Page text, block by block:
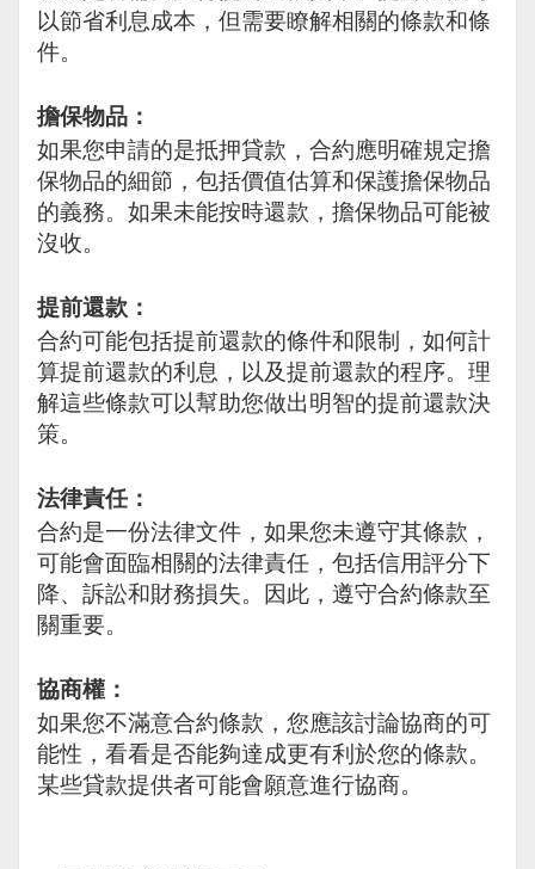
以節省利息成本，但需要瞭解相關的條款和條
件。
擔保物品：
如果您申請的是抵押貸款，合約應明確規定擔
保物品的細節，包括價值估算和保護擔保物品
的義務。如果未能按時還款，擔保物品可能被
沒收。
提前還款：
合約可能包括提前還款的條件和限制，如何計
算提前還款的利息，以及提前還款的程序。理
解這些條款可以幫助您做出明智的提前還款決
策。
法律責任：
合約是一份法律文件，如果您未遵守其條款，
可能會面臨相關的法律責任，包括信用評分下
降、訴訟和財務損失。因此，遵守合約條款至
關重要。
協商權：
如果您不滿意合約條款，您應該討論協商的可
能性，看看是否能夠達成更有利於您的條款。
某些貸款提供者可能會願意進行協商。